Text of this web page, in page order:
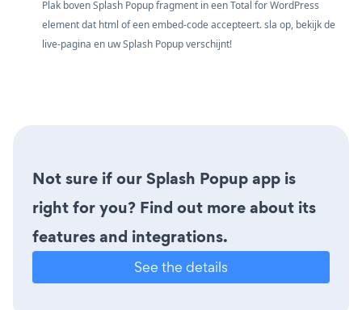
Plak boven Splash Popup fragment in een Total for WordPress
element dat html of een embed-code accepteert. sla op, bekijk de
live-pagina en uw Splash Popup verschijnt!
Not sure if our Splash Popup app is
right for you? Find out more about its
features and integrations.
See the details